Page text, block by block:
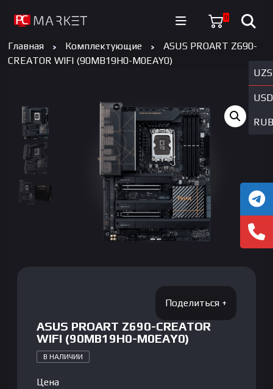
0
UZS
USD
RUB
Главная Комплектующие
ASUS PROART Z690-
CREATOR WIFI (90MB19H0-M0EAY0)
ASUS PROART Z690-CREATOR
WIFI (90MB19H0-M0EAY0)
В НАЛИЧИИ
Цена